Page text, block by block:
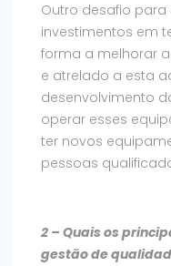
Outro desafio
investimentos em
forma a melhorar
e atrelado a esta
desenvolvimento
operar esses
ter novos
pessoas
2 – Quais os
gestão de